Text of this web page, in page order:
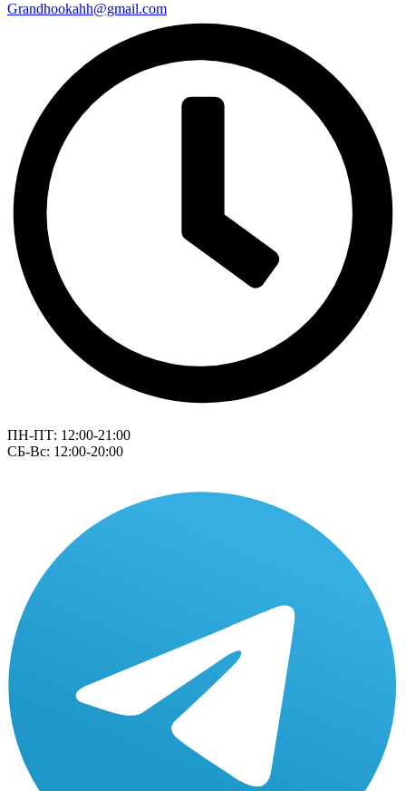
Grandhookahh@gmail.com
ПН-ПТ: 12:00-21:00
СБ-Вс: 12:00-20:00